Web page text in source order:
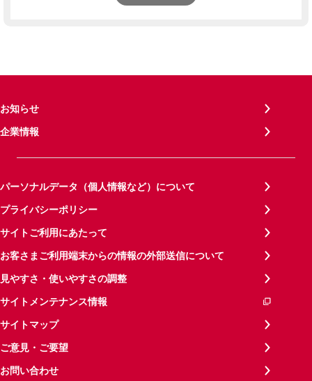
お知らせ
企業情報
パーソナルデータ（個人情報など）について
プライバシーポリシー
サイトご利用にあたって
お客さまご利用端末からの情報の外部送信について
見やすさ・使いやすさの調整
サイトメンテナンス情報
サイトマップ
ご意見・ご要望
お問い合わせ